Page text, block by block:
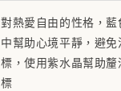
對熱愛自由的性格，
中幫助心境平靜，避
標，使用紫水晶幫助
標